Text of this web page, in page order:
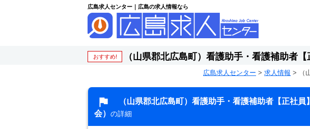
広島求人センター｜広島の求人情報なら
おすすめ! （山県郡北広島町）看護助手・看護補助者
広島求人センター > 求人情報 >
（山県郡北広島町）看護助手・看護補助者【正社
会） の詳細